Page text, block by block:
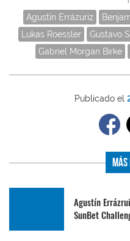
Agustín Errázuriz
Lukas Roessler
Gustavo
Gabriel Morgan Birke
Publicado el
Agustín
SunBet